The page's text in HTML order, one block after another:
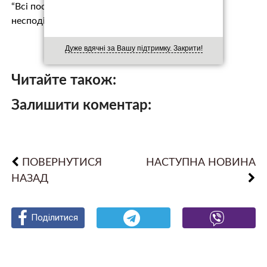
Дуже вдячні за Вашу підтримку. Закрити!
“Всі посміялися і начебто все. Але виявився
несподіваний д…
Читайте також:
Залишити коментар:
ПОВЕРНУТИСЯ
НАЗАД
НАСТУПНА НОВИНА
Поділитися
Поділитися
Поділитися